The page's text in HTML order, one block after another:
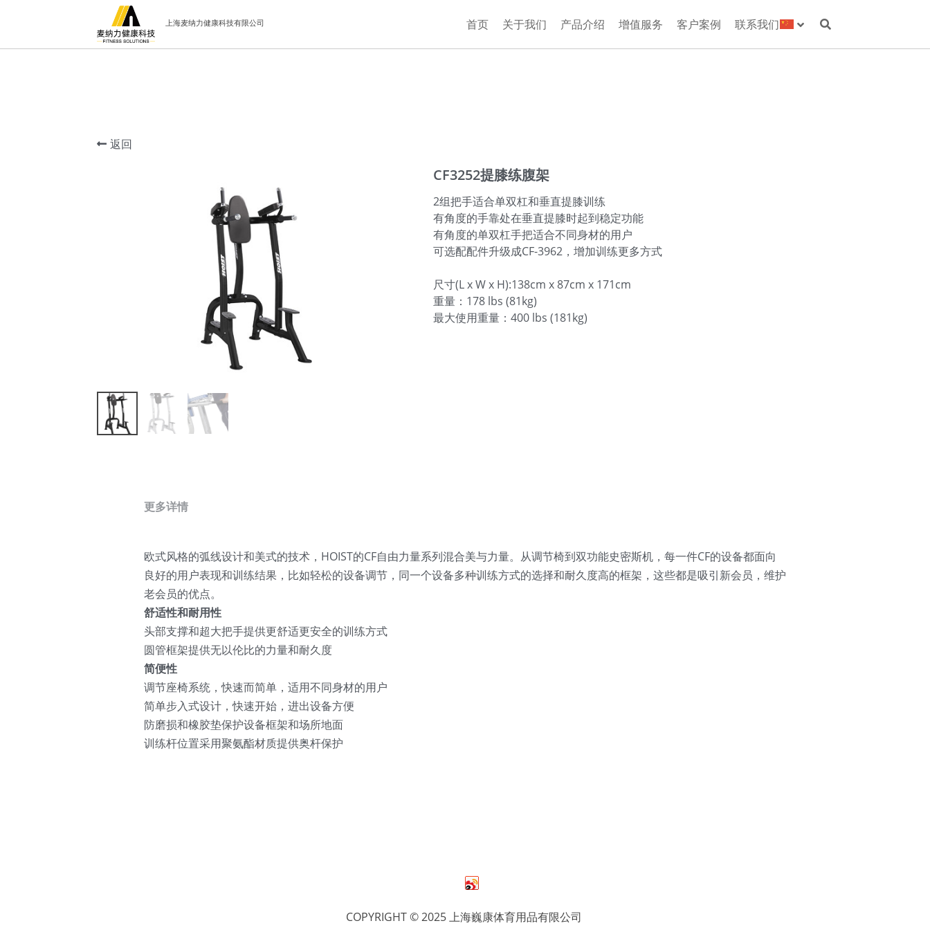
上海麦纳力健康科技有限公司 首页 关于我们 产品介绍 增值服务 客户案例 联系我们
返回
CF3252提膝练腹架
2组把手适合单双杠和垂直提膝训练
有角度的手靠处在垂直提膝时起到稳定功能
有角度的单双杠手把适合不同身材的用户
可选配配件升级成CF-3962，增加训练更多方式
尺寸(L x W x H):138cm x 87cm x 171cm
重量：178 lbs (81kg)
最大使用重量：400 lbs (181kg)
更多详情
欧式风格的弧线设计和美式的技术，HOIST的CF自由力量系列混合美与力量。从调节椅到双功能史密斯机，每一件CF的设备都面向
良好的用户表现和训练结果，比如轻松的设备调节，同一个设备多种训练方式的选择和耐久度高的框架，这些都是吸引新会员，维护
老会员的优点。
舒适性和耐用性
头部支撑和超大把手提供更舒适更安全的训练方式
圆管框架提供无以伦比的力量和耐久度
简便性
调节座椅系统，快速而简单，适用不同身材的用户
简单步入式设计，快速开始，进出设备方便
防磨损和橡胶垫保护设备框架和场所地面
训练杆位置采用聚氨酯材质提供奥杆保护
COPYRIGHT © 2025 上海巍康体育用品有限公司